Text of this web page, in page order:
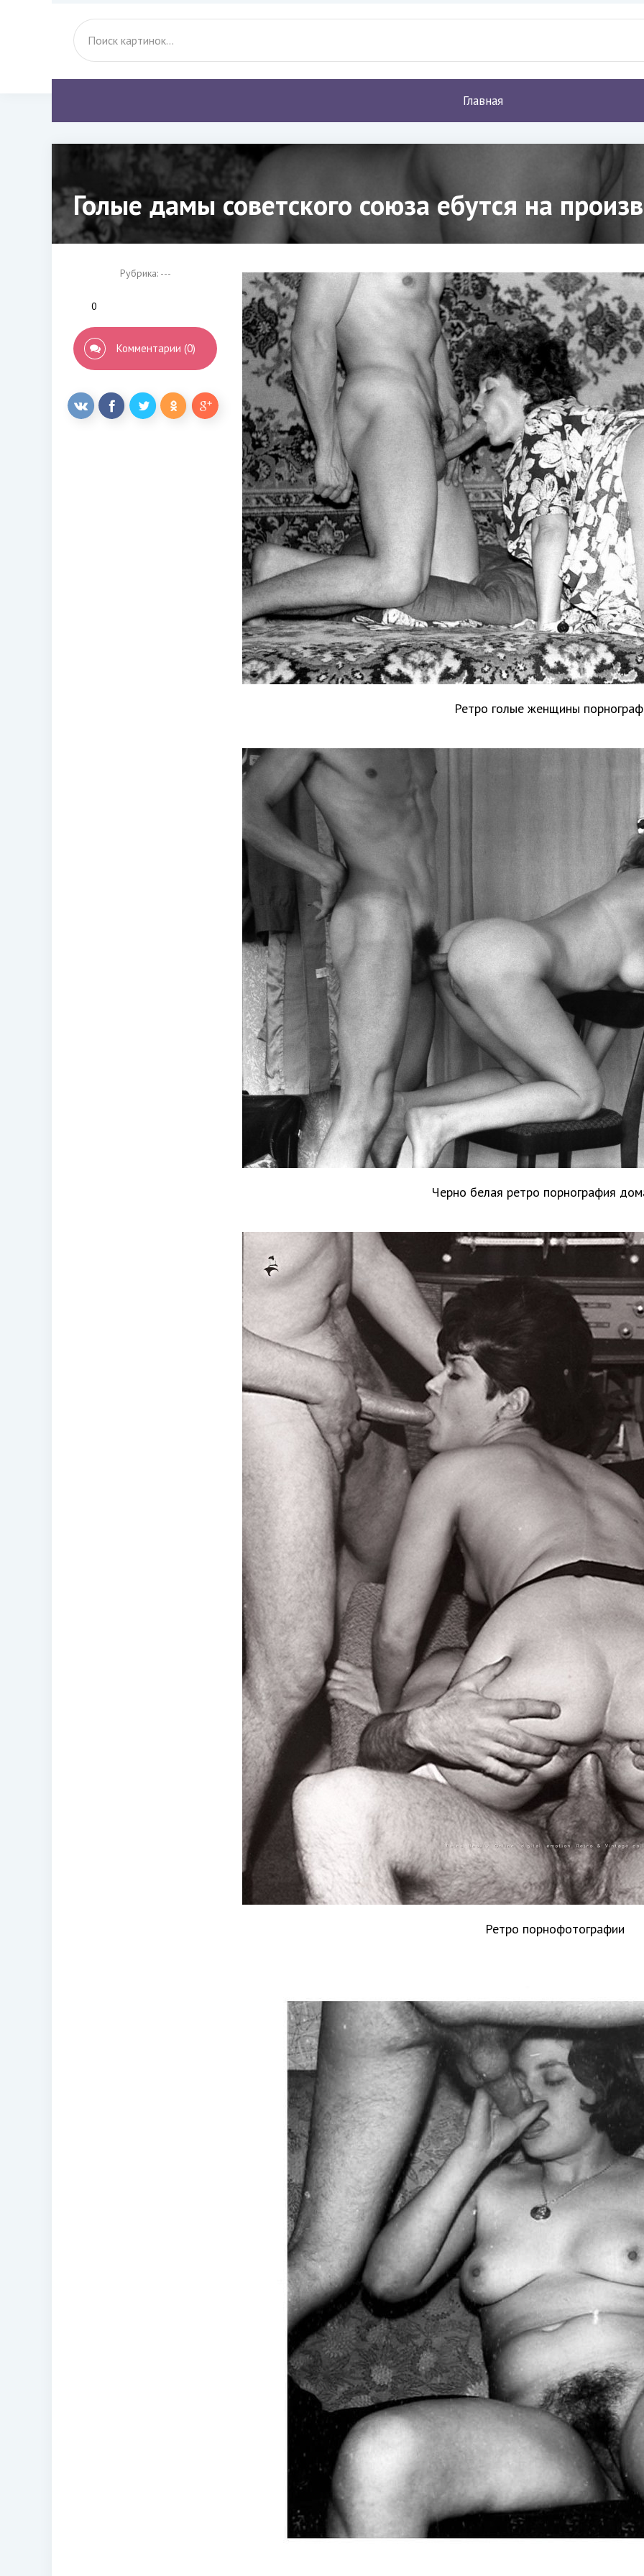
Главная
Голые дамы советского союза ебутся на
Рубрика: ---
0
Комментарии (0)
Ретро голые женщины
Черно белая ретро порнография
Ретро порнофотографии